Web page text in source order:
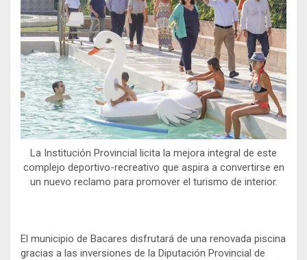
La Institución Provincial licita la mejora integral de este
complejo deportivo-recreativo que aspira a convertirse en
un nuevo reclamo para promover el turismo de interior.
El municipio de Bacares disfrutará de una renovada piscina
gracias a las inversiones de la Diputación Provincial de